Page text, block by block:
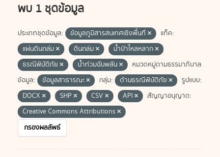
พบ 1 ชุดข้อมูล
ประเภทชุดข้อมูล: ข้อมูลภูมิสารสนเทศเชิงพื้นที่
แท็ค:
แผ่นดินถล่ม
ดินถล่ม
น้ำป่าไหลหลาก
ธรณีพิบัติภัย
น้ำท่วมฉับพลัน
หมวดหมู่ตามธรรมาภิบาล
ข้อมูล:
ข้อมูลสาธารณะ กลุ่ม: ด้านธรณีพิบัติภัย
รูปแบบ:
DOCX
SHP CSV API
สัญญาอนุญาต:
Creative Commons Attributions
กรองผลลัพธ์